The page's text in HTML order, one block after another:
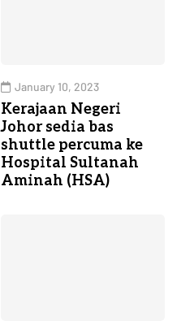
January 10, 2023
Kerajaan Negeri
Johor sedia bas
shuttle percuma ke
Hospital Sultanah
Aminah (HSA)